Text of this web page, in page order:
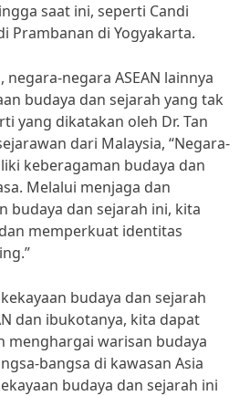
saat ini, seperti Candi
Prambanan di Yogyakarta.
negara-negara ASEAN lainnya
budaya dan sejarah yang tak
yang dikatakan oleh Dr. Tan
dari Malaysia, “Negara-
keberagaman budaya dan
Melalui menjaga dan
budaya dan sejarah ini, kita
memperkuat identitas
budaya dan sejarah
dan ibukotanya, kita dapat
menghargai warisan budaya
bangsa di kawasan Asia
budaya dan sejarah ini